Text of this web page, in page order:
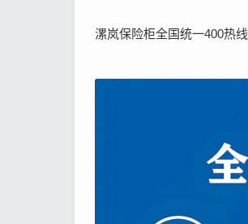
漯岚保险柜全国统一400热线